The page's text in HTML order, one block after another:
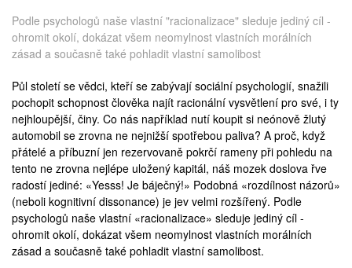
Podle psychologů naše vlastní "racionalizace" sleduje jediný cíl -
ohromit okolí, dokázat všem neomylnost vlastních morálních
zásad a současně také pohladit vlastní samolibost
Půl století se vědci, kteří se zabývají sociální psychologií, snažili
pochopit schopnost člověka najít racionální vysvětlení pro své, i ty
nejhloupější, činy. Co nás například nutí koupit si neónově žlutý
automobil se zrovna ne nejnižší spotřebou paliva? A proč, když
přátelé a příbuzní jen rezervovaně pokrčí rameny při pohledu na
tento ne zrovna nejlépe uložený kapitál, náš mozek doslova řve
radostí jediné: «Yesss! Je báječný!» Podobná «rozdílnost názorů»
(neboli kognitivní dissonance) je jev velmi rozšířený. Podle
psychologů naše vlastní «racionalizace» sleduje jediný cíl -
ohromit okolí, dokázat všem neomylnost vlastních morálních
zásad a současně také pohladit vlastní samolibost.